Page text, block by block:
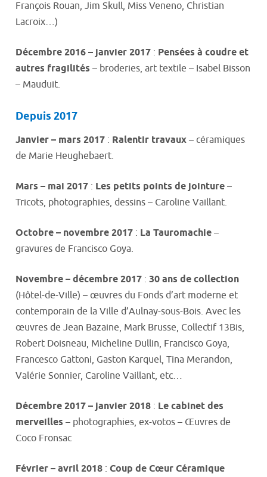
François Rouan, Jim Skull, Miss Veneno, Christian
Lacroix…)
Décembre 2016– janvier 2017 : Pensées à coudre et
autres fragilités – broderies, art textile – Isabel Bisson
– Mauduit.
Depuis 2017
Janvier – mars 2017 : Ralentir travaux – céramiques
de Marie Heughebaert.
Mars – mai 2017 : Les petits points de jointure –
Tricots, photographies, dessins – Caroline Vaillant.
Octobre – novembre 2017 : La Tauromachie –
gravures de Francisco Goya.
Novembre – décembre 2017 : 30 ans de collection
(Hôtel-de-Ville) – œuvres du Fonds d’art moderne et
contemporain de la Ville d’Aulnay-sous-Bois. Avec les
œuvres de Jean Bazaine, Mark Brusse, Collectif 13Bis,
Robert Doisneau, Micheline Dullin, Francisco Goya,
Francesco Gattoni, Gaston Karquel, Tina Merandon,
Valérie Sonnier, Caroline Vaillant, etc…
Décembre 2017– janvier 2018 : Le cabinet des
merveilles – photographies, ex-votos – Œuvres de
Coco Fronsac
Février – avril 2018 : Coup de Cœur Céramique